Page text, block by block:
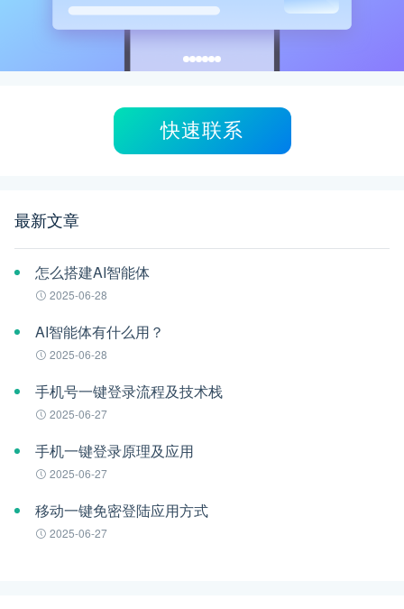
快速联系
最新文章
怎么搭建AI智能体
2025-06-28
AI智能体有什么用？
2025-06-28
手机号一键登录流程及技术栈
2025-06-27
手机一键登录原理及应用
2025-06-27
移动一键免密登陆应用方式
2025-06-27